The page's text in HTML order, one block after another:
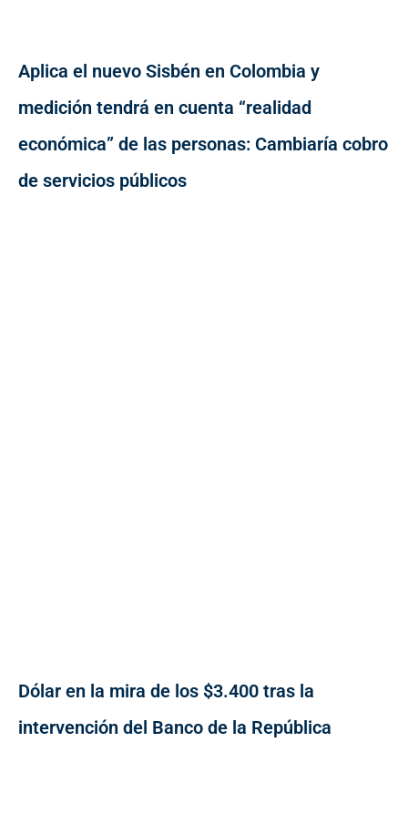
Aplica el nuevo Sisbén en Colombia y
medición tendrá en cuenta “realidad
económica” de las personas: Cambiaría cobro
de servicios públicos
Dólar en la mira de los $3.400 tras la
intervención del Banco de la República